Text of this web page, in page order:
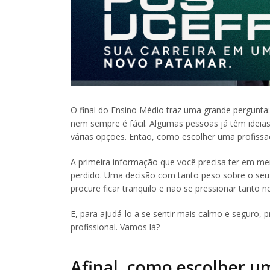
O final do Ensino Médio traz uma grande
nem sempre é fácil. Algumas pessoas já têm
várias opções. Então, como escolher uma
A primeira informação que você precisa ter em
perdido. Uma decisão com tanto peso sobre o
procure ficar tranquilo e não se pressionar tanto
E, para ajudá-lo a se sentir mais calmo e seguro,
profissional. Vamos lá?